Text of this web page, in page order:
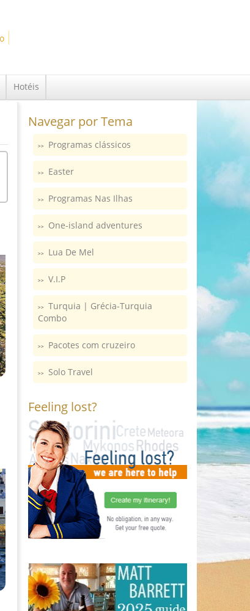
Hotéis
Navegar por Tema
Programas clássicos
Easter
Programas Nas Ilhas
One-island adventures
Lua De Mel
V.I.P
Turquia | Grécia-Turquia
Combo
Pacotes com cruzeiro
Solo Travel
Feeling lost?